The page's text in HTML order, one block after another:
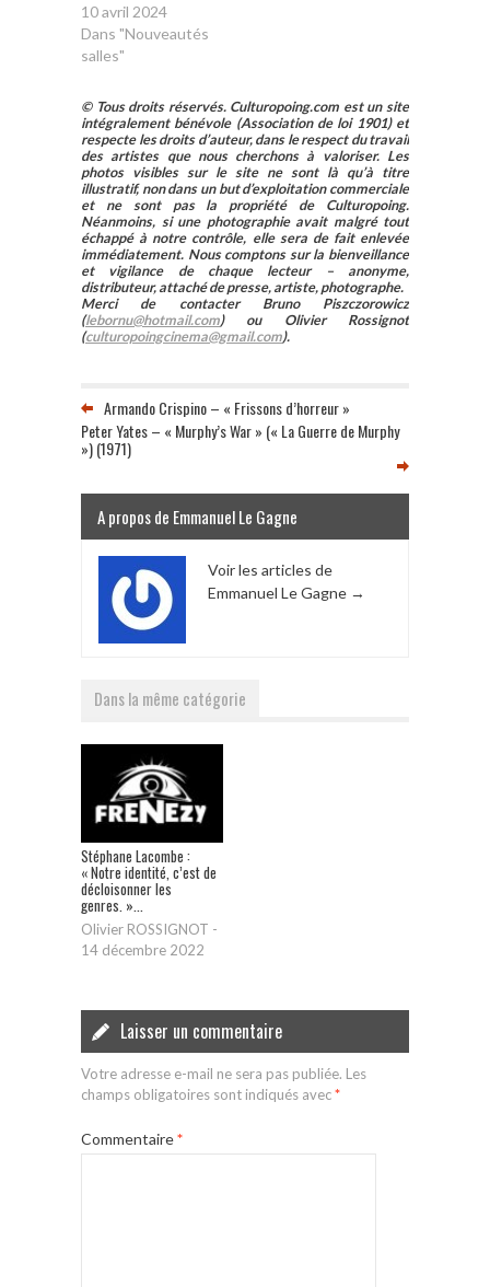
10 avril 2024
Dans "Nouveautés
salles"
© Tous droits réservés. Culturopoing.com est un site
intégralement bénévole (Association de loi 1901) et
respecte les droits d’auteur, dans le respect du travail
des artistes que nous cherchons à valoriser. Les
photos visibles sur le site ne sont là qu’à titre
illustratif, non dans un but d’exploitation commerciale
et ne sont pas la propriété de Culturopoing.
Néanmoins, si une photographie avait malgré tout
échappé à notre contrôle, elle sera de fait enlevée
immédiatement. Nous comptons sur la bienveillance
et vigilance de chaque lecteur – anonyme,
distributeur, attaché de presse, artiste, photographe.
Merci de contacter Bruno Piszczorowicz
(lebornu@hotmail.com) ou Olivier Rossignot
(culturopoingcinema@gmail.com).
Armando Crispino – « Frissons d’horreur »
Peter Yates – « Murphy’s War » (« La Guerre de Murphy
») (1971)
A propos de Emmanuel Le Gagne
Voir les articles de
Emmanuel Le Gagne →
Dans la même catégorie
Stéphane Lacombe :
« Notre identité, c’est de
décloisonner les
genres. »...
Olivier ROSSIGNOT -
14 décembre 2022
Laisser un commentaire
Votre adresse e-mail ne sera pas publiée. Les
champs obligatoires sont indiqués avec*
Commentaire*